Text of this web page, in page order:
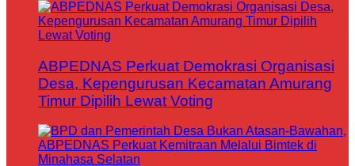
ABPEDNAS Perkuat Demokrasi Organisasi
Desa, Kepengurusan Kecamatan Amurang
Timur Dipilih Lewat Voting